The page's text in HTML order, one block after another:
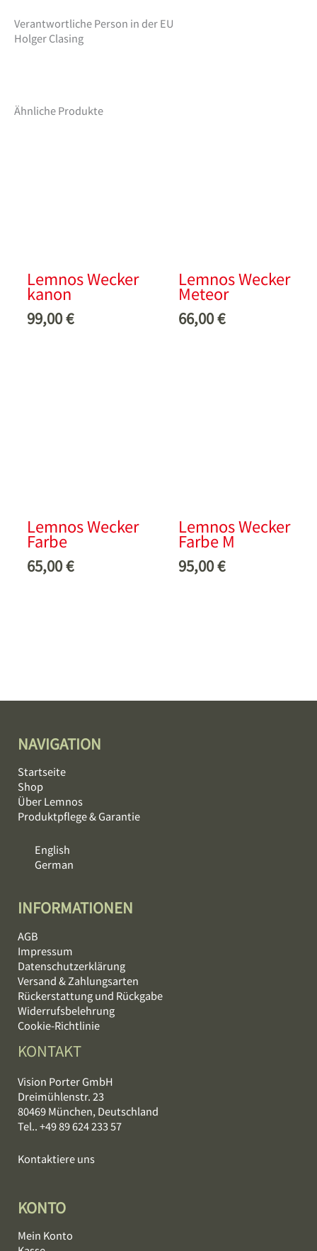
Verantwortliche Person in der EU
Holger Clasing
Ähnliche Produkte
Lemnos Wecker
kanon
99,00€
Lemnos Wecker
Meteor
66,00€
Lemnos Wecker
Farbe
65,00€
Lemnos Wecker
Farbe M
95,00€
NAVIGATION
Startseite
Shop
Über Lemnos
Produktpflege & Garantie
English
German
INFORMATIONEN
AGB
Impressum
Datenschutzerklärung
Versand & Zahlungsarten
Rückerstattung und Rückgabe
Widerrufsbelehrung
Cookie-Richtlinie
KONTAKT
Vision Porter GmbH
Dreimühlenstr. 23
80469 München, Deutschland
Tel.. +49 89 624 233 57
Kontaktiere uns
KONTO
Mein Konto